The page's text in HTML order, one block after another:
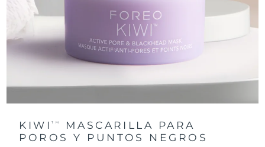
KIWITM
MASCARILLA PARA
POROS Y PUNTOS NEGROS